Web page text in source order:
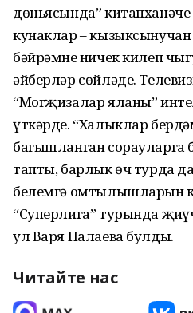
дөньясында”
кунаклар –
бәйрәмнең ничек килеп
әйберләр сөйләде.
“Могҗизалар яланы”
үткәрде. “Халыклар
багышланган сорауларга
тапты, барлык өч турда
белемгә омтылышларын
“Суперлига” турында
ул Варя Палаева булды.
Читайте нас